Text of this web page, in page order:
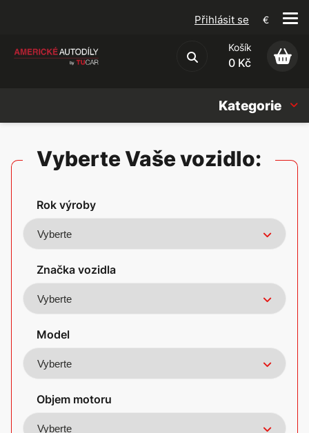
Obchodní podmínky
Přihlásit se €
Košík
0 Kč
Kategorie
Americké vozy
Vyberte Vaše vozidlo:
Rok výroby
Značka vozidla
Model
Objem motoru